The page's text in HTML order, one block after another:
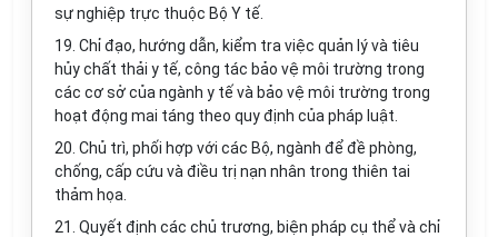
sự nghiệp trực thuộc Bộ Y tế.
19. Chỉ đạo, hướng dẫn, kiểm tra việc quản lý và tiêu
hủy chất thải y tế, công tác bảo vệ môi trường trong
các cơ sở của ngành y tế và bảo vệ môi trường trong
hoạt động mai táng theo quy định của pháp luật.
20. Chủ trì, phối hợp với các Bộ, ngành để đề phòng,
chống, cấp cứu và điều trị nạn nhân trong thiên tai
thảm họa.
21. Quyết định các chủ trương, biện pháp cụ thể và chỉ